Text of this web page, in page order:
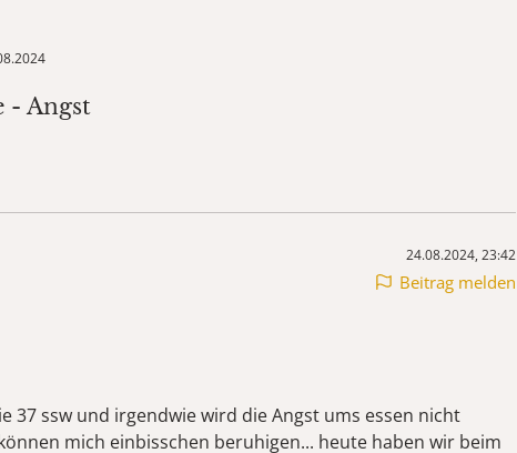
- Angst
24.08.2024, 23:42
Beitrag melden
37 ssw und irgendwie wird die Angst ums essen nicht
mich einbisschen beruhigen... heute haben wir beim